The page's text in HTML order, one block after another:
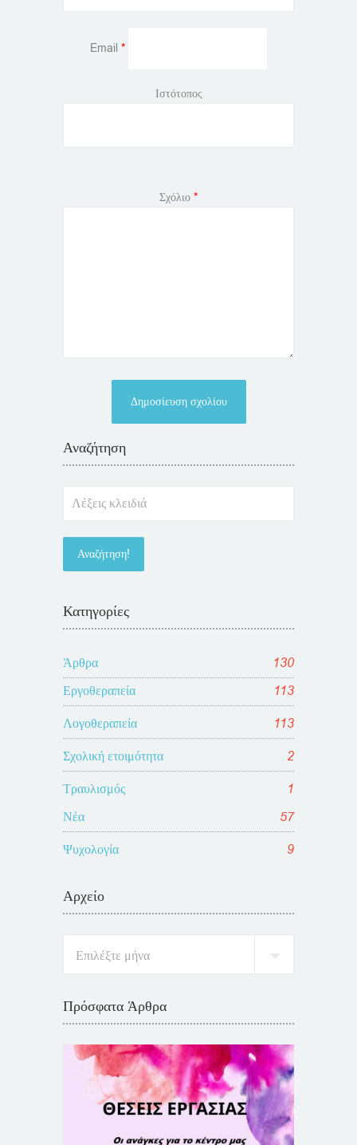
Email *
Ιστότοπος
Σχόλιο *
Αναζήτηση
Κατηγορίες
Άρθρα
130
Εργοθεραπεία
113
Λογοθεραπεία
113
Σχολική ετοιμότητα
2
Τραυλισμός
1
Νέα
57
Ψυχολογία
9
Αρχείο
Πρόσφατα Άρθρα